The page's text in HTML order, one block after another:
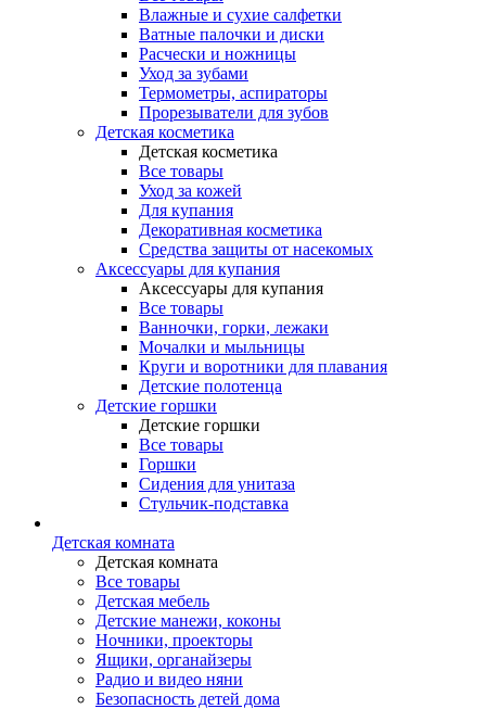
Влажные и сухие салфетки
Ватные палочки и диски
Расчески и ножницы
Уход за зубами
Термометры, аспираторы
Прорезыватели для зубов
Детская косметика
Детская косметика
Все товары
Уход за кожей
Для купания
Декоративная косметика
Средства защиты от насекомых
Аксессуары для купания
Аксессуары для купания
Все товары
Ванночки, горки, лежаки
Мочалки и мыльницы
Круги и воротники для плавания
Детские полотенца
Детские горшки
Детские горшки
Все товары
Горшки
Сидения для унитаза
Стульчик-подставка
Детская комната
Детская комната
Все товары
Детская мебель
Детские манежи, коконы
Ночники, проекторы
Ящики, органайзеры
Радио и видео няни
Безопасность детей дома